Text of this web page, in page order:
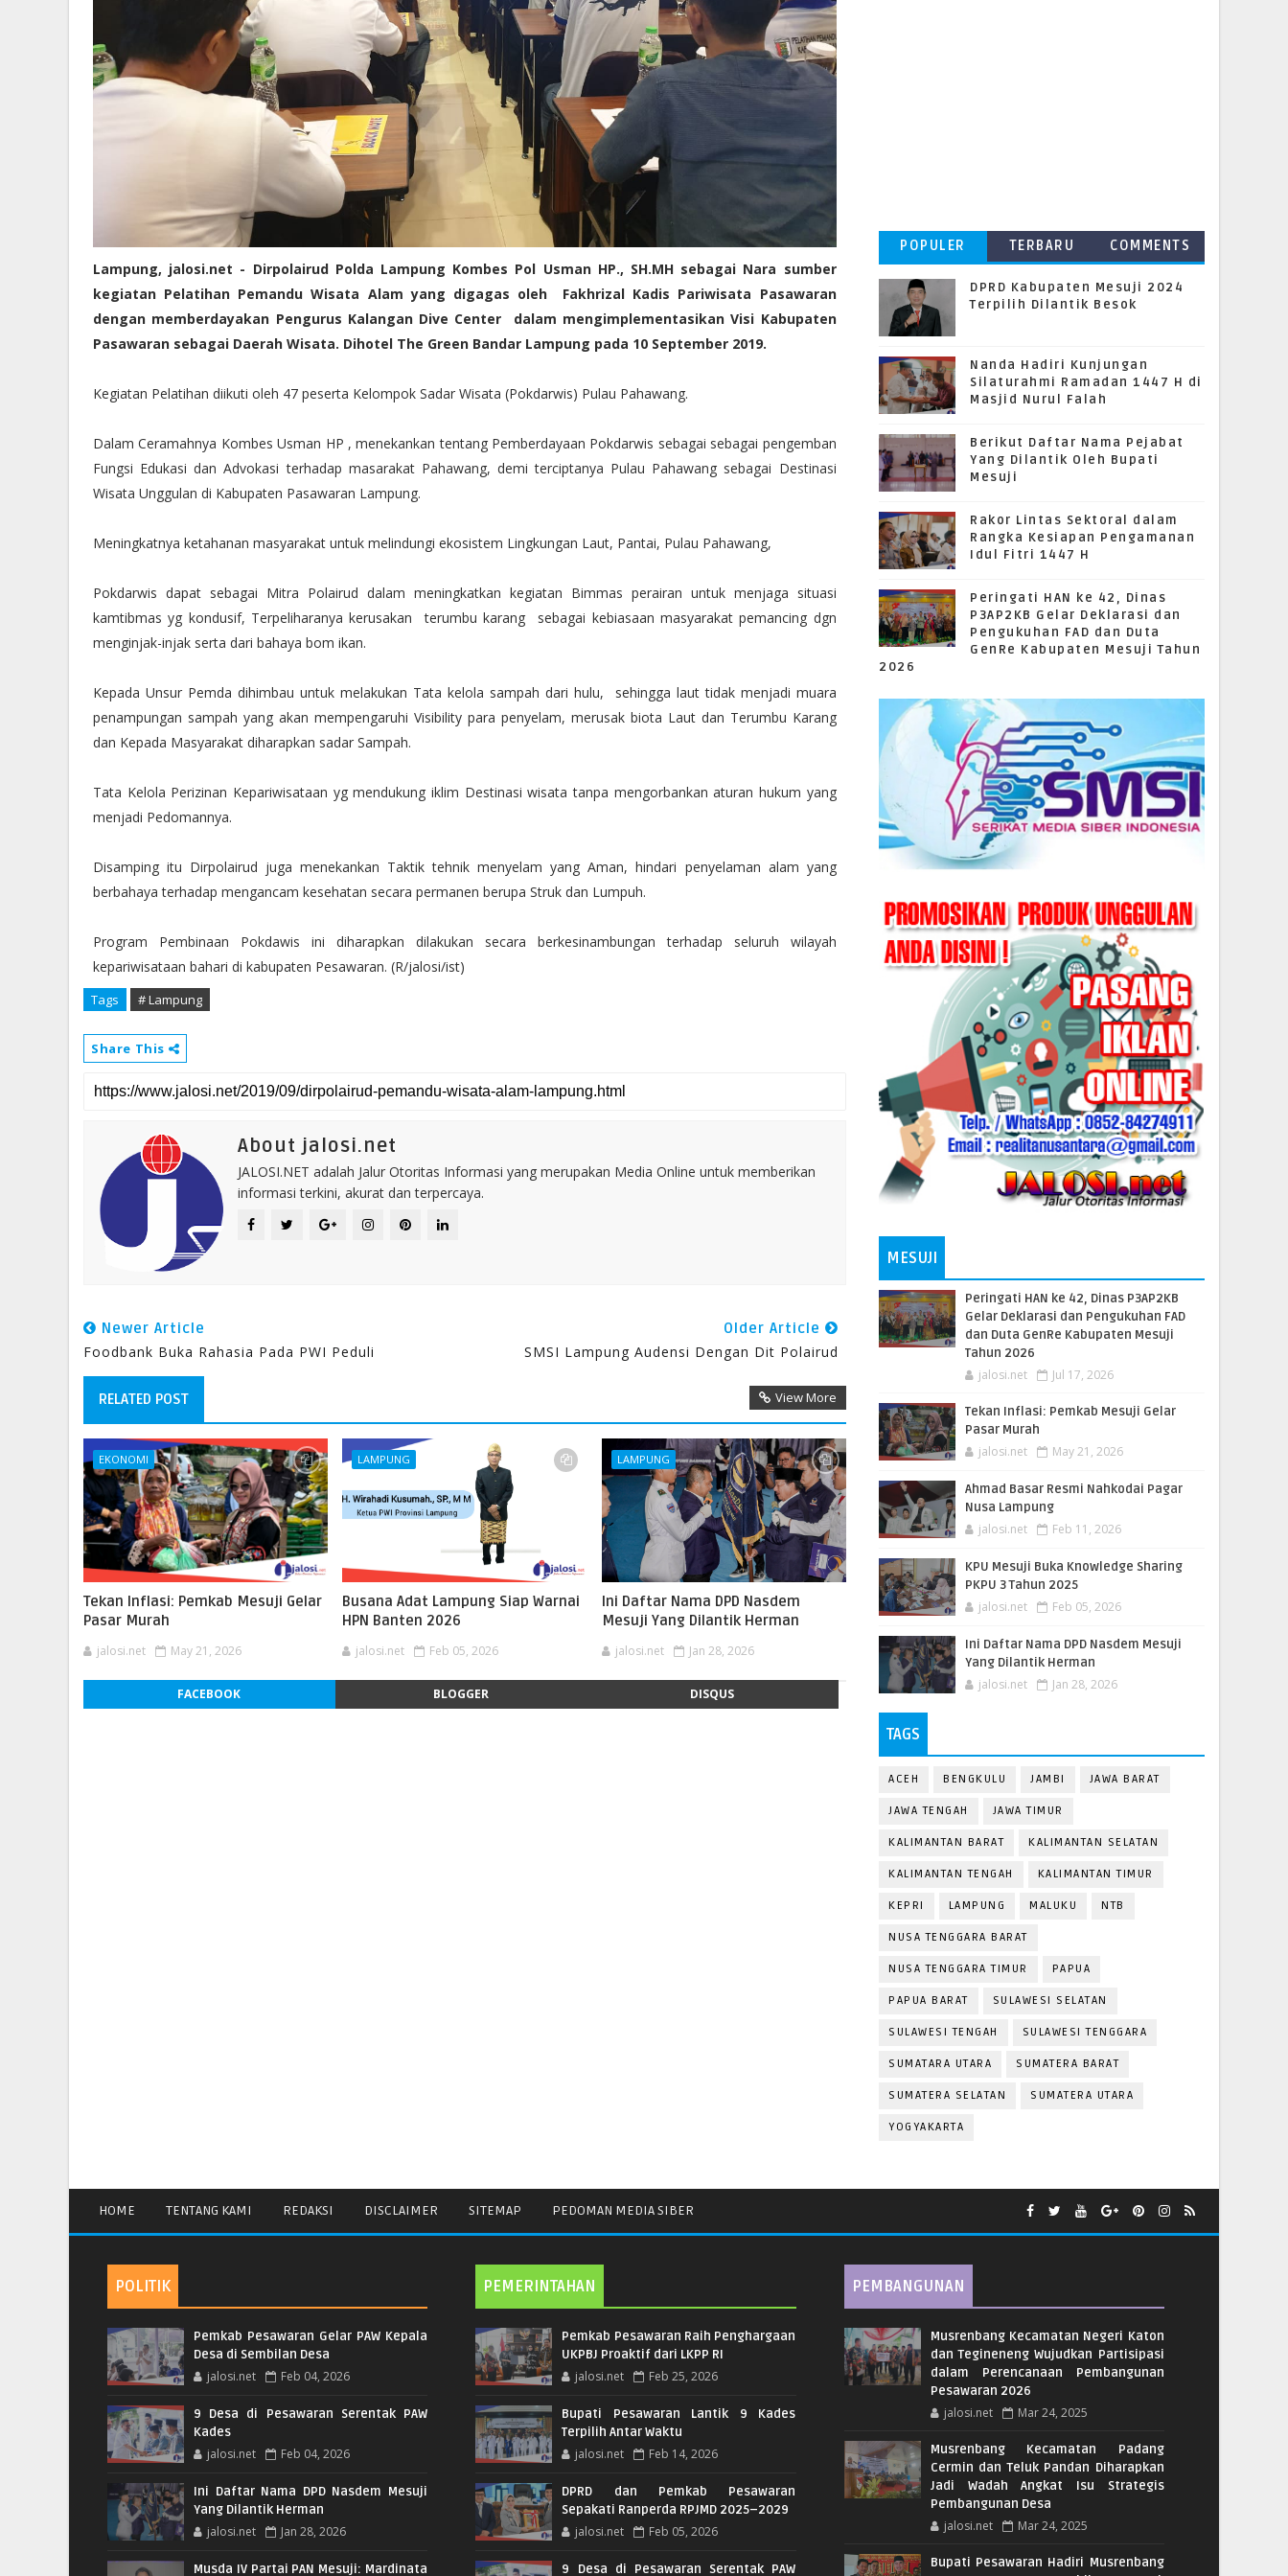
Lampung, jalosi.net - Dirpolairud Polda Lampung Kombes Pol Usman HP., SH.MH sebagai Nara sumber
kegiatan Pelatihan Pemandu Wisata Alam yang digagas oleh Fakhrizal Kadis Pariwisata Pasawaran
dengan memberdayakan Pengurus Kalangan Dive Center dalam mengimplementasikan Visi Kabupaten
Pasawaran sebagai Daerah Wisata. Dihotel The Green Bandar Lampung pada 10 September 2019.
Kegiatan Pelatihan diikuti oleh 47 peserta Kelompok Sadar Wisata (Pokdarwis) Pulau Pahawang.
Dalam Ceramahnya Kombes Usman HP , menekankan tentang Pemberdayaan Pokdarwis sebagai sebagai pengemban
Fungsi Edukasi dan Advokasi terhadap masarakat Pahawang, demi terciptanya Pulau Pahawang sebagai Destinasi
Wisata Unggulan di Kabupaten Pasawaran Lampung.
Meningkatnya ketahanan masyarakat untuk melindungi ekosistem Lingkungan Laut, Pantai, Pulau Pahawang,
Pokdarwis dapat sebagai Mitra Polairud dalam meningkatkan kegiatan Bimmas perairan untuk menjaga situasi
kamtibmas yg kondusif, Terpeliharanya kerusakan terumbu karang sebagai kebiasaan masyarakat pemancing dgn
menginjak-injak serta dari bahaya bom ikan.
Kepada Unsur Pemda dihimbau untuk melakukan Tata kelola sampah dari hulu, sehingga laut tidak menjadi muara
penampungan sampah yang akan mempengaruhi Visibility para penyelam, merusak biota Laut dan Terumbu Karang
dan Kepada Masyarakat diharapkan sadar Sampah.
Tata Kelola Perizinan Kepariwisataan yg mendukung iklim Destinasi wisata tanpa mengorbankan aturan hukum yang
menjadi Pedomannya.
Disamping itu Dirpolairud juga menekankan Taktik tehnik menyelam yang Aman, hindari penyelaman alam yang
berbahaya terhadap mengancam kesehatan secara permanen berupa Struk dan Lumpuh.
Program Pembinaan Pokdawis ini diharapkan dilakukan secara berkesinambungan terhadap seluruh wilayah
kepariwisataan bahari di kabupaten Pesawaran. (R/jalosi/ist)
Tags # Lampung
Share This
About jalosi.net
JALOSI.NET adalah Jalur Otoritas Informasi yang merupakan Media Online untuk memberikan
informasi terkini, akurat dan terpercaya.
Newer Article
Foodbank Buka Rahasia Pada PWI Peduli
Older Article
SMSI Lampung Audensi Dengan Dit Polairud
RELATED POST View More
EKONOMI
Tekan Inflasi: Pemkab Mesuji Gelar
Pasar Murah
jalosi.net May 21, 2026
LAMPUNG
Busana Adat Lampung Siap Warnai
HPN Banten 2026
jalosi.net Feb 05, 2026
LAMPUNG
Ini Daftar Nama DPD Nasdem
Mesuji Yang Dilantik Herman
jalosi.net Jan 28, 2026
FACEBOOK BLOGGER DISQUS
POPULER TERBARU COMMENTS
DPRD Kabupaten Mesuji 2024
Terpilih Dilantik Besok
Nanda Hadiri Kunjungan
Silaturahmi Ramadan 1447 H di
Masjid Nurul Falah
Berikut Daftar Nama Pejabat
Yang Dilantik Oleh Bupati
Mesuji
Rakor Lintas Sektoral dalam
Rangka Kesiapan Pengamanan
Idul Fitri 1447 H
Peringati HAN ke 42, Dinas
P3AP2KB Gelar Deklarasi dan
Pengukuhan FAD dan Duta
GenRe Kabupaten Mesuji Tahun
2026
MESUJI
Peringati HAN ke 42, Dinas P3AP2KB
Gelar Deklarasi dan Pengukuhan FAD
dan Duta GenRe Kabupaten Mesuji
Tahun 2026
jalosi.net Jul 17, 2026
Tekan Inflasi: Pemkab Mesuji Gelar
Pasar Murah
jalosi.net May 21, 2026
Ahmad Basar Resmi Nahkodai Pagar
Nusa Lampung
jalosi.net Feb 11, 2026
KPU Mesuji Buka Knowledge Sharing
PKPU 3 Tahun 2025
jalosi.net Feb 05, 2026
Ini Daftar Nama DPD Nasdem Mesuji
Yang Dilantik Herman
jalosi.net Jan 28, 2026
TAGS
ACEH BENGKULU JAMBI JAWA BARAT
JAWA TENGAH JAWA TIMUR
KALIMANTAN BARAT KALIMANTAN SELATAN
KALIMANTAN TENGAH KALIMANTAN TIMUR
KEPRI LAMPUNG MALUKU NTB
NUSA TENGGARA BARAT
NUSA TENGGARA TIMUR PAPUA
PAPUA BARAT SULAWESI SELATAN
SULAWESI TENGAH SULAWESI TENGGARA
SUMATARA UTARA SUMATERA BARAT
SUMATERA SELATAN SUMATERA UTARA
YOGYAKARTA
HOME TENTANG KAMI REDAKSI DISCLAIMER SITEMAP PEDOMAN MEDIA SIBER
POLITIK
Pemkab Pesawaran Gelar PAW Kepala
Desa di Sembilan Desa
jalosi.net Feb 04, 2026
9 Desa di Pesawaran Serentak PAW
Kades
jalosi.net Feb 04, 2026
Ini Daftar Nama DPD Nasdem Mesuji
Yang Dilantik Herman
jalosi.net Jan 28, 2026
Musda IV Partai PAN Mesuji: Mardinata
PEMERINTAHAN
Pemkab Pesawaran Raih Penghargaan
UKPBJ Proaktif dari LKPP RI
jalosi.net Feb 25, 2026
Bupati Pesawaran Lantik 9 Kades
Terpilih Antar Waktu
jalosi.net Feb 14, 2026
DPRD dan Pemkab Pesawaran
Sepakati Ranperda RPJMD 2025–2029
jalosi.net Feb 05, 2026
9 Desa di Pesawaran Serentak PAW
PEMBANGUNAN
Musrenbang Kecamatan Negeri Katon
dan Tegineneng Wujudkan Partisipasi
dalam Perencanaan Pembangunan
Pesawaran 2026
jalosi.net Mar 24, 2025
Musrenbang Kecamatan Padang
Cermin dan Teluk Pandan Diharapkan
Jadi Wadah Angkat Isu Strategis
Pembangunan Desa
jalosi.net Mar 24, 2025
Bupati Pesawaran Hadiri Musrenbang